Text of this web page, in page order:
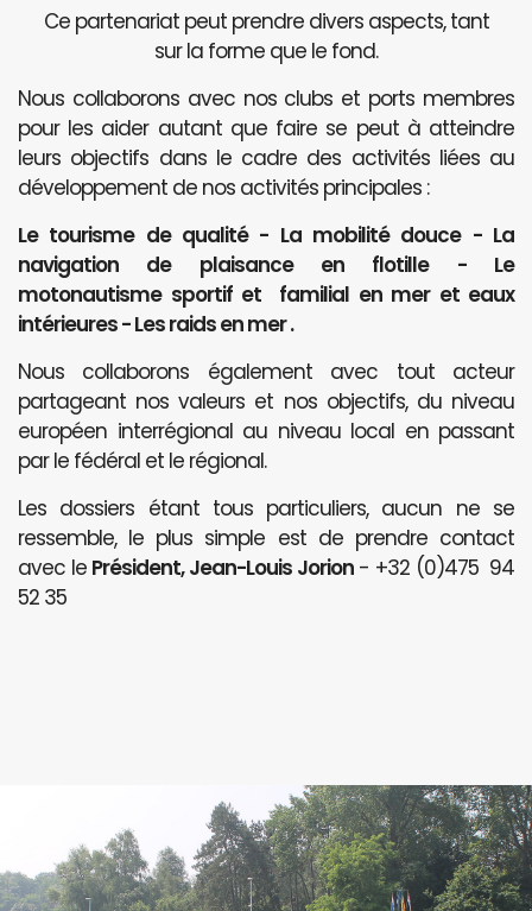
Ce partenariat peut prendre divers aspects, tant
sur la forme que le fond.
Nous collaborons avec nos clubs et ports membres
pour les aider autant que faire se peut à atteindre
leurs objectifs dans le cadre des activités liées au
développement de nos activités principales :
Le tourisme de qualité - La mobilité douce - La
navigation de plaisance en flotille - Le
motonautisme sportif et familial en mer et eaux
intérieures - Les raids en mer .
Nous collaborons également avec tout acteur
partageant nos valeurs et nos objectifs, du niveau
européen interrégional au niveau local en passant
par le fédéral et le régional.
Les dossiers étant tous particuliers, aucun ne se
ressemble, le plus simple est de prendre contact
avec le Président, Jean-Louis Jorion- +32 (0)475 94
52 35